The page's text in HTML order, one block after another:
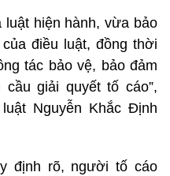
luật hiện hành, vừa bảo
điều luật, đồng thời
tác bảo vệ, bảo đảm
giải quyết tố cáo”,
Nguyễn Khắc Định
định rõ, người tố cáo